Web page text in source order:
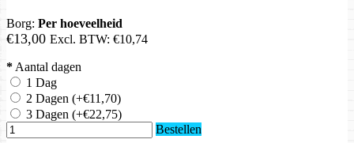
Borg: Per hoeveelheid
€13,00 Excl. BTW: €10,74
* Aantal dagen
1 Dag
2 Dagen (+€11,70)
3 Dagen (+€22,75)
Bestellen